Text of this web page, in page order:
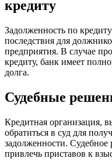
кредиту
Задолженность по
последствия для
предприятия. В случае
кредиту, банк имеет
долга.
Судебные
Кредитная организация,
обратиться в суд для
задолженности. Судебное
привлечь приставов к